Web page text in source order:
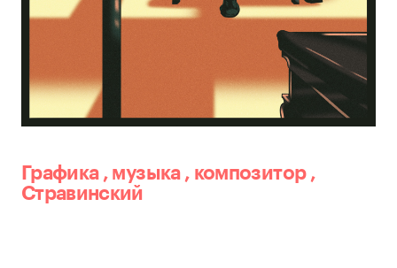
Графика , музыка , композитор ,
Стравинский